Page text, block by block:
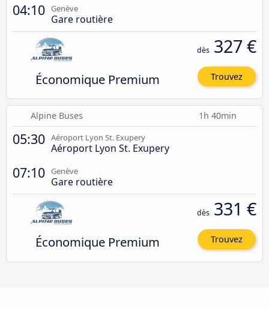
04:10 Genève
Gare routière
Économique Premium
dès 327 €
Trouvez
Alpine Buses 1h 40min
05:30 Aéroport Lyon St. Exupery
Aéroport Lyon St. Exupery
07:10 Genève
Gare routière
Économique Premium
dès 331 €
Trouvez